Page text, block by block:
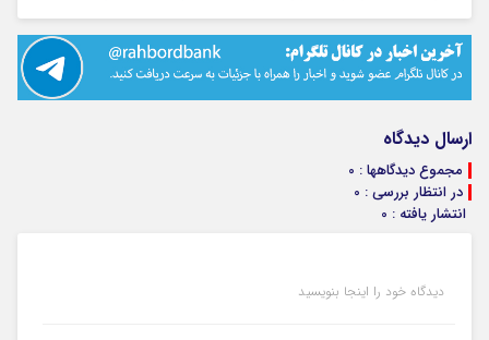
ارسال دیدگاه
مجموع دیدگاهها : 0
در انتظار بررسی : 0
انتشار یافته : 0
دیدگاه خود را اینجا بنویسید